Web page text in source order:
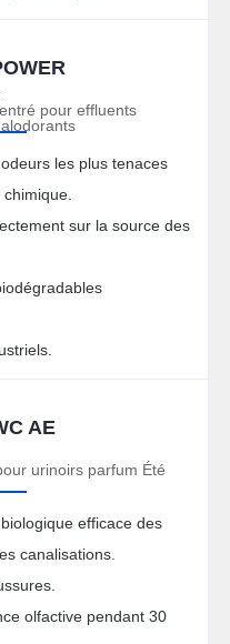
pour effluents
les plus tenaces
sur la source des
AE
urinoirs parfum Été
efficace des
canalisations.
olfactive pendant 30